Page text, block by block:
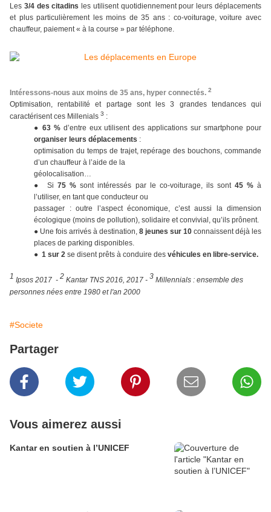
Les 3/4 des citadins les utilisent quotidiennement pour leurs déplacements
et plus particulièrement les moins de 35 ans : co-voiturage, voiture avec
chauffeur, paiement « à la course » par téléphone.
Intéressons-nous aux moins de 35 ans, hyper connectés. 2
Optimisation, rentabilité et partage sont les 3 grandes tendances qui
caractérisent ces Millenials 3 :
● 63 %d’entre eux utilisent des applications sur smartphone pour
organiser leurs déplacements :
optimisation du temps de trajet, repérage des bouchons, commande
d’un chauffeur à l’aide de la
géolocalisation…
●Si75 % sont intéressés par le co-voiturage, ils sont 45 %à
l’utiliser, en tant que conducteur ou
passager : outre l’aspect économique, c’est aussi la dimension
écologique (moins de pollution), solidaire etconvivial, qu’ils prônent.
● Une fois arrivés à destination, 8 jeunes sur 10 connaissent déjà les
places de parking disponibles.
● 1 sur 2 se disent prêts à conduire des véhicules en libre-service.
1 Ipsos 2017 - 2 Kantar TNS 2016, 2017 - 3 Millennials : ensemble des
personnes nées entre 1980 et l'an 2000
#Societe
Partager
Vous aimerez aussi
Kantar en soutien à l’UNICEF